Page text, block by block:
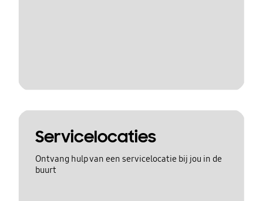
Servicelocaties
Ontvang hulp van een servicelocatie bij jou in de
buurt